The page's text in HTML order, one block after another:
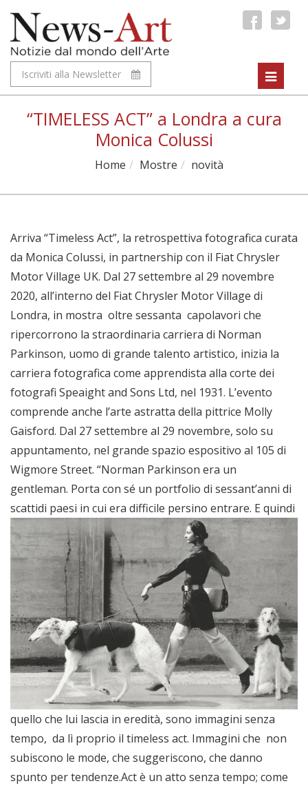
Iscriviti alla Newsletter
Toggle
“TIMELESS ACT” a Londra a cura
Monica Colussi
Home Mostre novità
Arriva “Timeless Act”, la retrospettiva fotografica curata
da Monica Colussi, in partnership con il Fiat Chrysler
Motor Village UK. Dal 27 settembre al 29 novembre
2020, all’interno del Fiat Chrysler Motor Village di
Londra, in mostra oltre sessanta capolavori che
ripercorrono la straordinaria carriera di Norman
Parkinson, uomo di grande talento artistico, inizia la
carriera fotografica come apprendista alla corte dei
fotografi Speaight and Sons Ltd, nel 1931. L’evento
comprende anche l’arte astratta della pittrice Molly
Gaisford. Dal 27 settembre al 29 novembre, solo su
appuntamento, nel grande spazio espositivo al 105 di
Wigmore Street. “Norman Parkinson era un
gentleman. Porta con sé un portfolio di sessant’anni di
scattidi paesi in cui era difficile persino entrare. E quindi
quello che lui lascia in eredità, sono immagini senza
tempo, da lì proprio il timeless act. Immagini che non
subiscono le mode, che suggeriscono, che danno
spunto per tendenze.Act è un atto senza tempo; come